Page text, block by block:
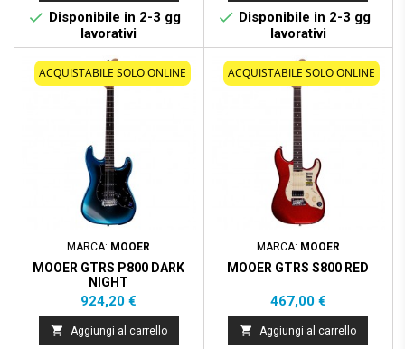
 Disponibile in 2-3 gg
lavorativi
 Disponibile in 2-3 gg
lavorativi
ACQUISTABILE SOLO ONLINE
MARCA: MOOER
MOOER GTRS P800 DARK
NIGHT
Prezzo
924,20 €
 Aggiungi al carrello
ACQUISTABILE SOLO ONLINE
MARCA: MOOER
MOOER GTRS S800 RED
Prezzo
467,00 €
 Aggiungi al carrello